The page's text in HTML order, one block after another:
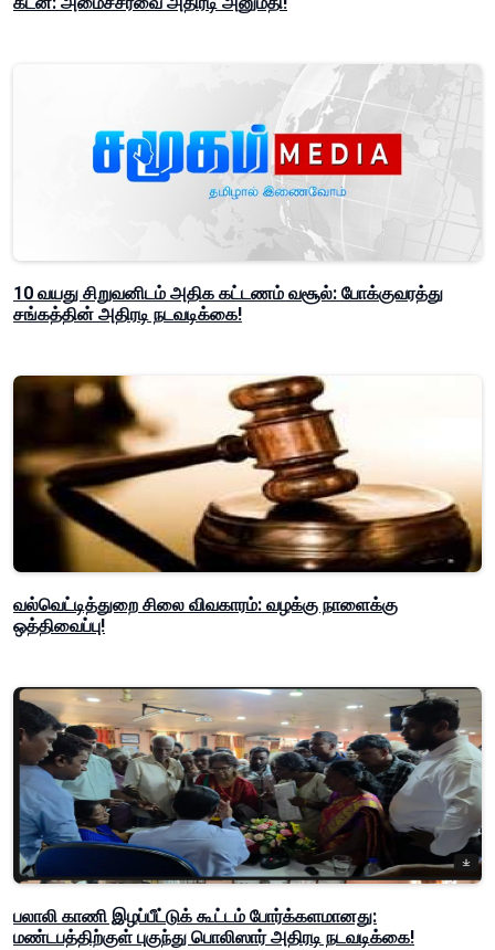
10 வயது சிறுவனிடம் அதிக கட்டணம் வசூல்: போக்குவரத்து
சங்கத்தின் அதிரடி நடவடிக்கை!
வல்வெட்டித்துறை சிலை விவகாரம்: வழக்கு நாளைக்கு
ஒத்திவைப்பு!
பலாலி காணி இழப்பீட்டுக் கூட்டம் போர்க்களமானது:
மண்டபத்திற்குள் புகுந்து பொலிஸார் அதிரடி நடவடிக்கை!